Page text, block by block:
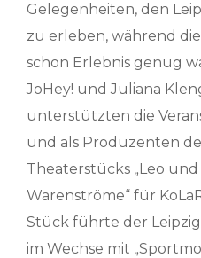
Gelegenheiten, den
zu erleben, während
schon Erlebnis genug
JoHey! und Juliana
unterstützten die
und als Produzenten
Theaterstücks „Leo
Warenströme“ für
Stück führte der
im Wechse mit